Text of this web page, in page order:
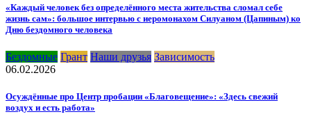
«Каждый человек без определённого места жительства сломал себе
жизнь сам»: большое интервью с иеромонахом Силуаном (Цапиным) ко
Дню бездомного человека
Бездомные Грант Наши друзья Зависимость
06.02.2026
Осуждённые про Центр пробации «Благовещение»: «Здесь свежий
воздух и есть работа»